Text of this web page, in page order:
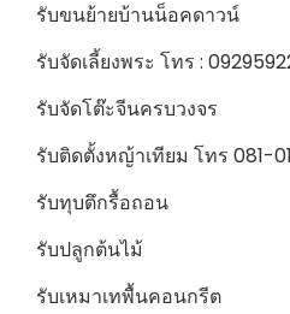
รับขนย้ายบ้านน็อคดาวน์
รับจัดเลี้ยงพระ โทร :
รับจัดโต๊ะจีนครบวงจร
รับติดตั้งหญ้าเทียม โทร 081-
รับทุบตึกรื้อถอน
รับปลูกต้นไม้
รับเหมาเทพื้นคอนกรีต